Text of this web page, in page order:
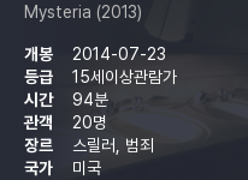
Mysteria (2013)
개봉
2014-07-23
등급
15세이상관람가
시간
94분
관객
20명
장르
스릴러, 범죄
국가
미국